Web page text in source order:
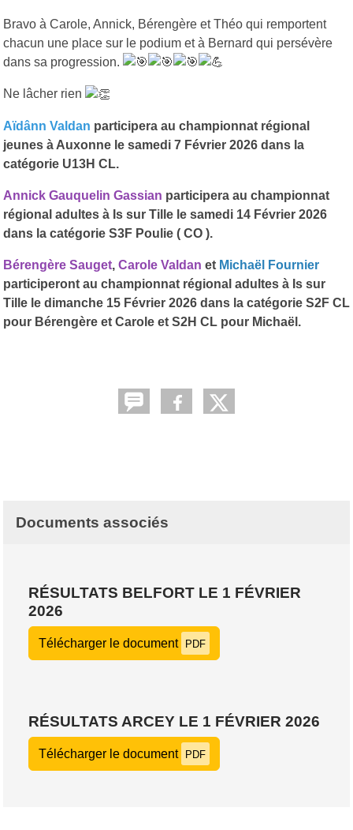
Bravo à Carole, Annick, Bérengère et Théo qui remportent
chacun une place sur le podium et à Bernard qui persévère
dans sa progression.
Ne lâcher rien
Aïdânn Valdan participera au championnat régional
jeunes à Auxonne le samedi 7 Février 2026 dans la
catégorie U13H CL.
Annick Gauquelin Gassian participera au championnat
régional adultes à Is sur Tille le samedi 14 Février 2026
dans la catégorie S3F Poulie ( CO ).
Bérengère Sauget, Carole Valdan et Michaël Fournier
participeront au championnat régional adultes à Is sur
Tille le dimanche 15 Février 2026 dans la catégorie S2F CL
pour Bérengère et Carole et S2H CL pour Michaël.
Documents associés
RÉSULTATS BELFORT LE 1 FÉVRIER
2026
Télécharger le document PDF
RÉSULTATS ARCEY LE 1 FÉVRIER 2026
Télécharger le document PDF